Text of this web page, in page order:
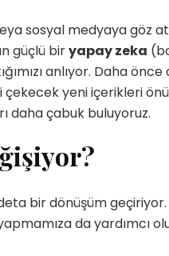
sosyal medyaya göz
güçlü biryapay zeka
anlıyor. Daha
yeni içerikleri
daha çabuk buluyoruz.
bir dönüşüm
da yardımcı